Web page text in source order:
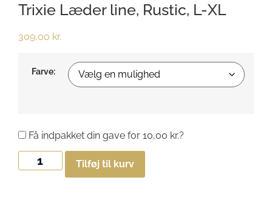
Trixie Læder line, Rustic, L-XL
309,00 kr.
Farve:
Tilføj til kurv
Få indpakket din gave for 10,00 kr.?